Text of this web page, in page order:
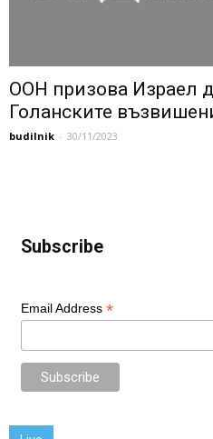
ООН призова Израел
Голанските
budilnik - 30/11/2023
Subscribe
Email Address *